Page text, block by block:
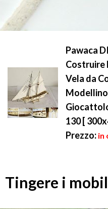
Pawaca
Costruire
Vela da
Modellino
130 [
Prezzo: in
Tingere i